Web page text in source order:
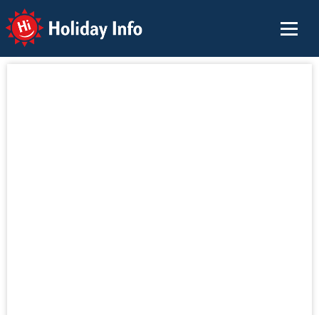
Holiday Info